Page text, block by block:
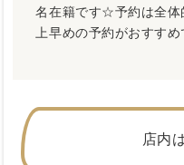
名在籍です☆予約は全体
上早めの予約がおすすめ
店内